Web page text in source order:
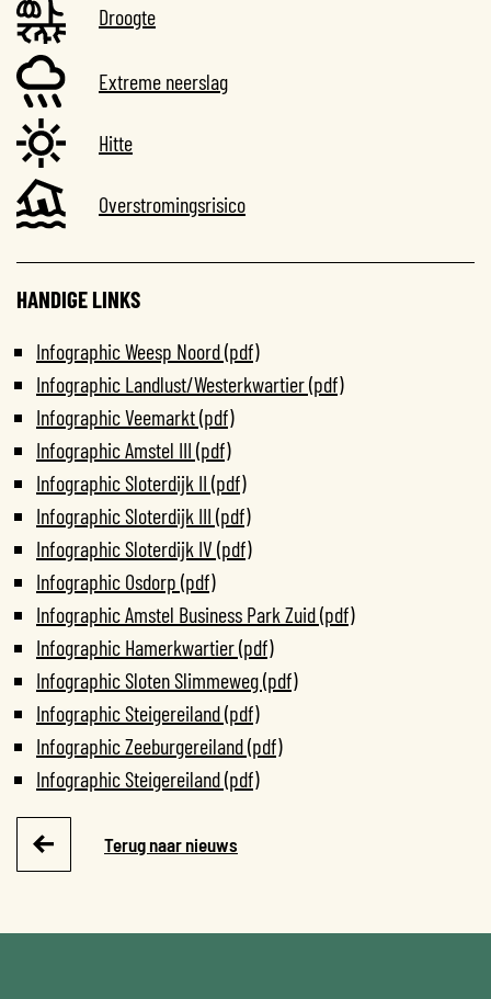
Droogte
Extreme neerslag
Hitte
Overstromingsrisico
HANDIGE LINKS
Infographic Weesp Noord (pdf)
Infographic Landlust/Westerkwartier (pdf)
Infographic Veemarkt (pdf)
Infographic Amstel III (pdf)
Infographic Sloterdijk II (pdf)
Infographic Sloterdijk III (pdf)
Infographic Sloterdijk IV (pdf)
Infographic Osdorp (pdf)
Infographic Amstel Business Park Zuid (pdf)
Infographic Hamerkwartier (pdf)
Infographic Sloten Slimmeweg (pdf)
Infographic Steigereiland (pdf)
Infographic Zeeburgereiland (pdf)
Infographic Steigereiland (pdf)
Terug naar nieuws